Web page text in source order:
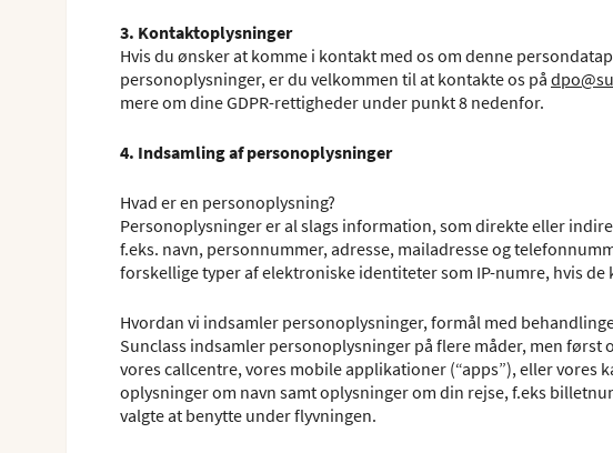
3. Kontaktoplysninger
Hvis du ønsker at komme i kontakt med os om denne
personoplysninger, er du velkommen til at kontakte os på
mere om dine GDPR-rettigheder under punkt 8 nedenfor.
4. Indsamling af personoplysninger
Hvad er en personoplysning?
Personoplysninger er al slags information, som direkte eller
f.eks. navn, personnummer, adresse, mailadresse og
forskellige typer af elektroniske identiteter som IP-numre, hvis de
Hvordan vi indsamler personoplysninger, formål med
Sunclass indsamler personoplysninger på flere måder, men først
vores callcentre, vores mobile applikationer (“apps”), eller vores
oplysninger om navn samt oplysninger om din rejse, f.eks
valgte at benytte under flyvningen.